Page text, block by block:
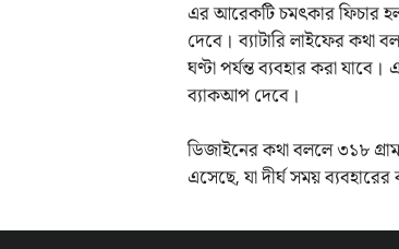
এর আরেকটি চমৎকার ফিচার
দেবে। ব্যাটারি লাইফের কথা
ঘণ্টা পর্যন্ত ব্যবহার করা যাবে।
ব্যাকআপ দেবে।
ডিজাইনের কথা বললে ৩১৮
এসেছে, যা দীর্ঘ সময়